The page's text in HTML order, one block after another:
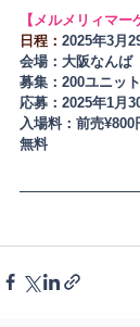
【メルメリィマー
日程： ​2025年3月
会場：大阪なんば
募集：200ユニット
応募：2025年1月
入場料：前売
無料